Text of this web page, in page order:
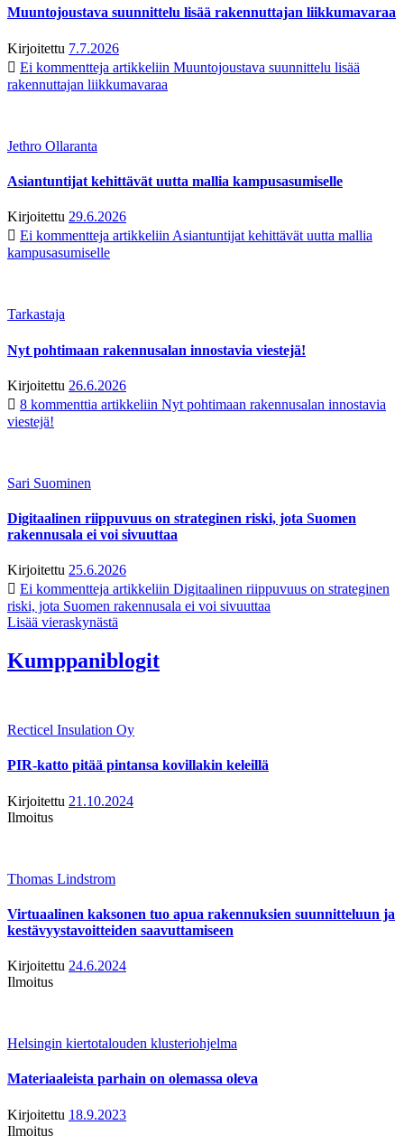
Muuntojoustava suunnittelu lisää rakennuttajan liikkumavaraa
Kirjoitettu 7.7.2026
Ei kommentteja artikkeliin Muuntojoustava suunnittelu lisää
rakennuttajan liikkumavaraa
Jethro Ollaranta
Asiantuntijat kehittävät uutta mallia kampusasumiselle
Kirjoitettu 29.6.2026
Ei kommentteja artikkeliin Asiantuntijat kehittävät uutta mallia
kampusasumiselle
Tarkastaja
Nyt pohtimaan rakennusalan innostavia viestejä!
Kirjoitettu 26.6.2026
8 kommenttia artikkeliin Nyt pohtimaan rakennusalan innostavia
viestejä!
Sari Suominen
Digitaalinen riippuvuus on strateginen riski, jota Suomen
rakennusala ei voi sivuuttaa
Kirjoitettu 25.6.2026
Ei kommentteja artikkeliin Digitaalinen riippuvuus on strateginen
riski, jota Suomen rakennusala ei voi sivuuttaa
Lisää vieraskynästä
Kumppaniblogit
Recticel Insulation Oy
PIR-katto pitää pintansa kovillakin keleillä
Kirjoitettu 21.10.2024
Ilmoitus
Thomas Lindstrom
Virtuaalinen kaksonen tuo apua rakennuksien suunnitteluun ja
kestävyystavoitteiden saavuttamiseen
Kirjoitettu 24.6.2024
Ilmoitus
Helsingin kiertotalouden klusteriohjelma
Materiaaleista parhain on olemassa oleva
Kirjoitettu 18.9.2023
Ilmoitus